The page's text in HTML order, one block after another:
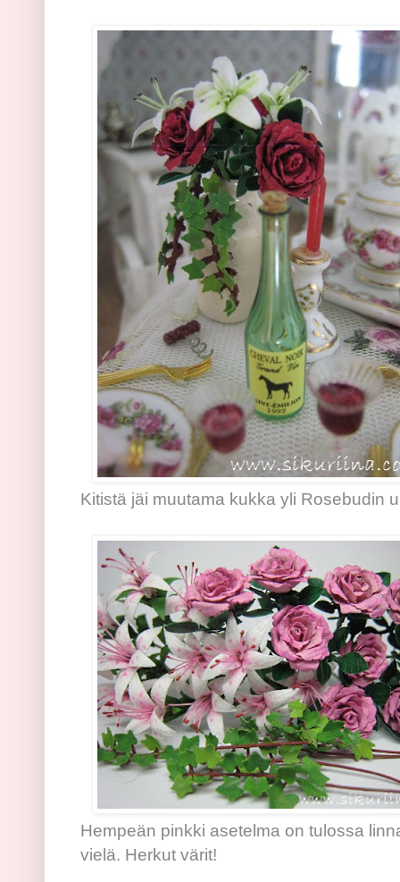
Kitistä jäi muutama kukka yli Rosebudin
Hempeän pinkki asetelma on tulossa
vielä. Herkut värit!